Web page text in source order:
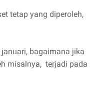
tetap yang diperoleh,
bagaimana jika
misalnya, terjadi pada